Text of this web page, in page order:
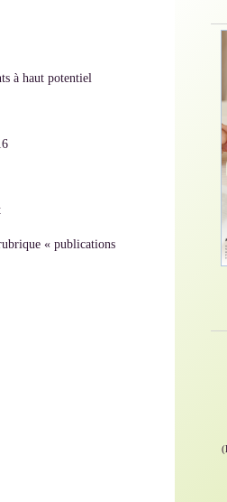
à haut potentiel
« publications